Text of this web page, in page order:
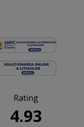
Rating
4.93